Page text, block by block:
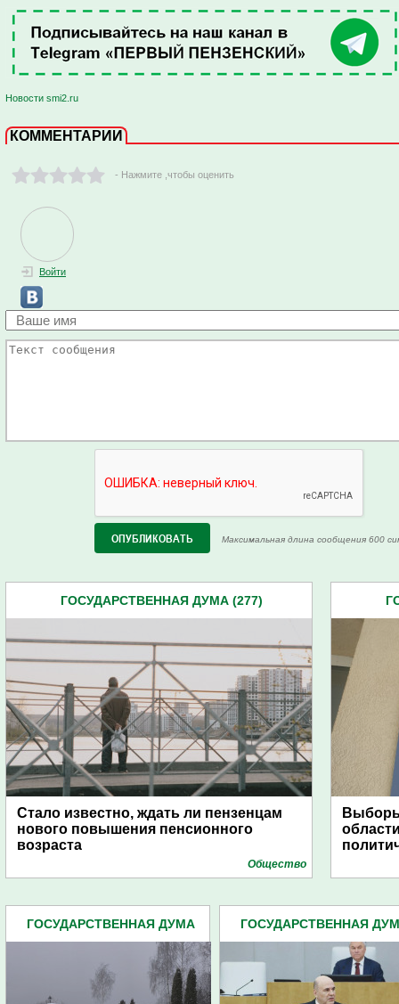
Новости smi2.ru
КОММЕНТАРИИ
- Нажмите ,чтобы оценить
Войти
Максимальная длина сообщения 600
ГОСУДАРСТВЕННАЯ ДУМА (277)
Стало известно, ждать ли пензенцам
нового повышения пенсионного
возраста
Общество
ГОСУДАРСТВЕННАЯ ДУМА
ГОСУДАРСТВЕННАЯ